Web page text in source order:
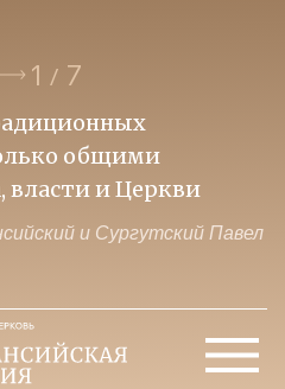
1 / 7
общими
власти и Церкви
и Сургутский Павел